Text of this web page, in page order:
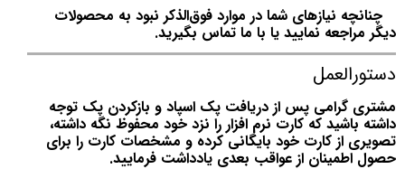
چنانچه نیازهای شما در موارد فوق‌الذکر نبود به محصولات
دیگر مراجعه نمایید یا با ما تماس بگیرید.
دستورالعمل
مشتری گرامی پس از دریافت پک اسپاد و بازکردن پک توجه
داشته باشید که کارت نرم افزار را نزد خود محفوظ نگه داشته،
تصویری از کارت خود بایگانی کرده و مشخصات کارت را برای
حصول اطمینان از عواقب بعدی یادداشت فرمایید.